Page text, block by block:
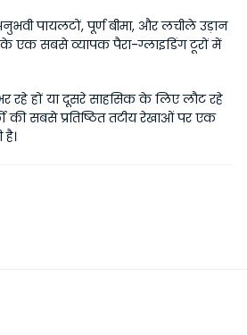
पायलटों, पूर्ण बीमा, और लचीले उड़ान
एक सबसे व्यापक पैरा-ग्लाइडिंग टूरों में
रहे हों या दूसरे साहसिक के लिए लौट रहे
की सबसे प्रतिष्ठित तटीय रेखाओं पर एक
है।